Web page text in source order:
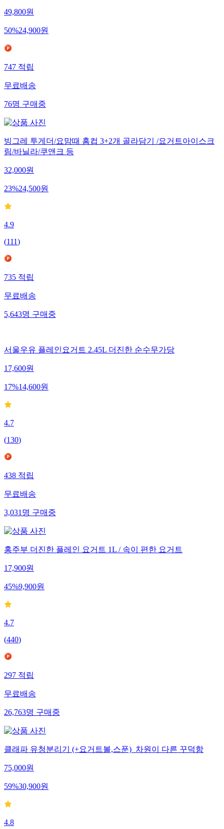
49,800원
50%24,900원
747적립
무료배송
76명구매중
빙그레 투게더/요맘때 홈컵 3+2개 골라담기 /요거트아이스크
림/바닐라/쿠앤크 등
32,000원
23%24,500원
4.9
(111)
735적립
무료배송
5,643명구매중
서울우유 플레인요거트 2.45L 더진한 순수무가당
17,600원
17%14,600원
4.7
(130)
438적립
무료배송
3,031명구매중
홍주부 더진한 플레인 요거트 1L / 속이 편한 요거트
17,900원
45%9,900원
4.7
(440)
297적립
무료배송
26,763명구매중
클래파 유청분리기 (+요거트볼,스푼)_차원이 다른 꾸덕함
75,000원
59%30,900원
4.8